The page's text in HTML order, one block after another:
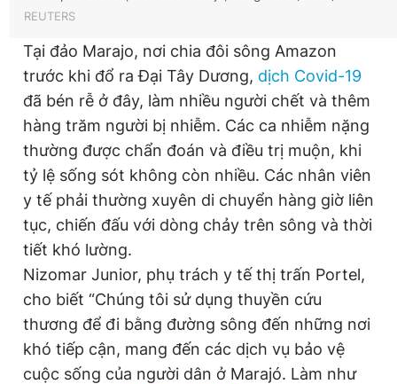
REUTERS
Tại đảo Marajo, nơi chia đôi sông Amazon
trước khi đổ ra Đại Tây Dương, dịch Covid-19
đã bén rễ ở đây, làm nhiều người chết và thêm
hàng trăm người bị nhiễm. Các ca nhiễm nặng
thường được chẩn đoán và điều trị muộn, khi
tỷ lệ sống sót không còn nhiều. Các nhân viên
y tế phải thường xuyên di chuyển hàng giờ liên
tục, chiến đấu với dòng chảy trên sông và thời
tiết khó lường.
Nizomar Junior, phụ trách y tế thị trấn Portel,
cho biết “Chúng tôi sử dụng thuyền cứu
thương để đi bằng đường sông đến những nơi
khó tiếp cận, mang đến các dịch vụ bảo vệ
cuộc sống của người dân ở Marajó. Làm như